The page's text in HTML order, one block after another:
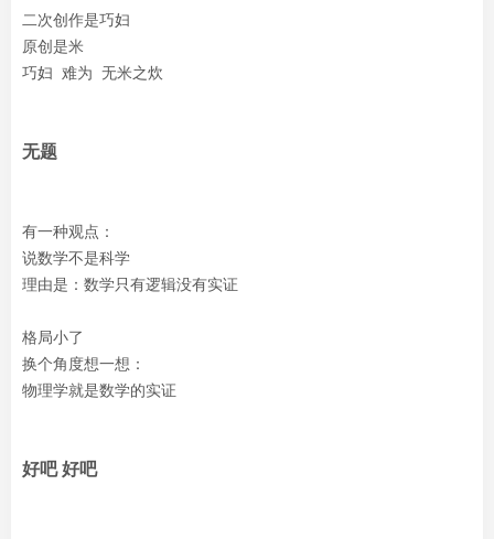
二次创作是巧妇
原创是米
巧妇 难为 无米之炊
无题
有一种观点：
说数学不是科学
理由是：数学只有逻辑没有实证
格局小了
换个角度想一想：
物理学就是数学的实证
好吧 好吧